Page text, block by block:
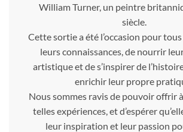
William Turner, un peintre
siècle.
Cette sortie a été l’occasion pour
leurs connaissances, de nourrir
artistique et de s’inspirer de
enrichir leur propre
Nous sommes ravis de pouvoir offrir
telles expériences, et d’espérer
leur inspiration et leur passion